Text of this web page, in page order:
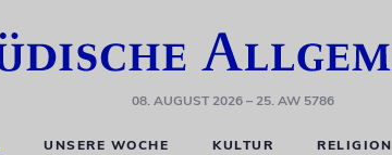
08. AUGUST 2026– 25. AW 5786
UNSERE WOCHE KULTUR RELIGION